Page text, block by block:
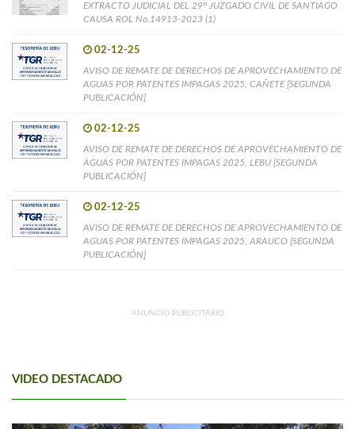
EXTRACTO JUDICIAL DEL 29° JUZGADO CIVIL DE SANTIAGO
CAUSA ROL No.14913-2023 (1)
02-12-25
AVISO DE REMATE DE DERECHOS DE APROVECHAMIENTO DE
AGUAS POR PATENTES IMPAGAS 2025, CAÑETE [SEGUNDA
PUBLICACIÓN]
02-12-25
AVISO DE REMATE DE DERECHOS DE APROVECHAMIENTO DE
AGUAS POR PATENTES IMPAGAS 2025, LEBU [SEGUNDA
PUBLICACIÓN]
02-12-25
AVISO DE REMATE DE DERECHOS DE APROVECHAMIENTO DE
AGUAS POR PATENTES IMPAGAS 2025, ARAUCO [SEGUNDA
PUBLICACIÓN]
ANUNCIO PUBLICITARIO
VIDEO DESTACADO